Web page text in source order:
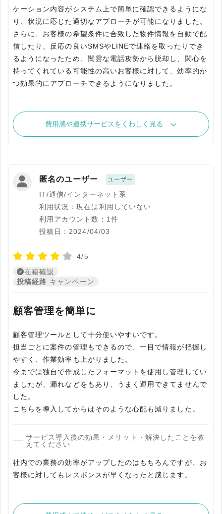
ケーション内容がシステム上で簡単に確認できるようにな
り、状況に応じた適切なアプローチが可能になりました。
さらに、お客様の希望条件に合致した物件情報を自動で配
信したり、反応の良いSMSやLINEで連絡を取ったりでき
るようになったため、闇雲な電話攻勢から脱却し、関心を
持ってくれている可能性の高いお客様に対して、効率的か
つ効果的にアプローチできるようになりました。
費用感や連携サービスをくわしく見る
匿名のユーザー ユーザー
IT/通信/インターネット系
利用状況：現在は利用していない
利用アカウント数：1件
投稿日：2024/04/03
4/5
在籍確認
投稿経路 キャンペーン
顧客管理を簡単に
顧客管理ツールとして十分使いやすいです。
担当ごとに案件の管理もできるので、一目で情報が把握し
やすく、作業効率も上がりました。
今までは独自で作成したフォーマットを使用し管理してい
ましたが、漏れなどをもあり、うまく運用できてませんで
した。
こちらを導入してからはそのような心配も減りました。
サービス導入後の効果・メリット・解決したことを教
えてください
社内での業務の効率がアップしたのはもちろんですが、お
客様に対してもレスポンスが早くなったと感じます。